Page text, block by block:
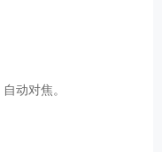
动对焦。